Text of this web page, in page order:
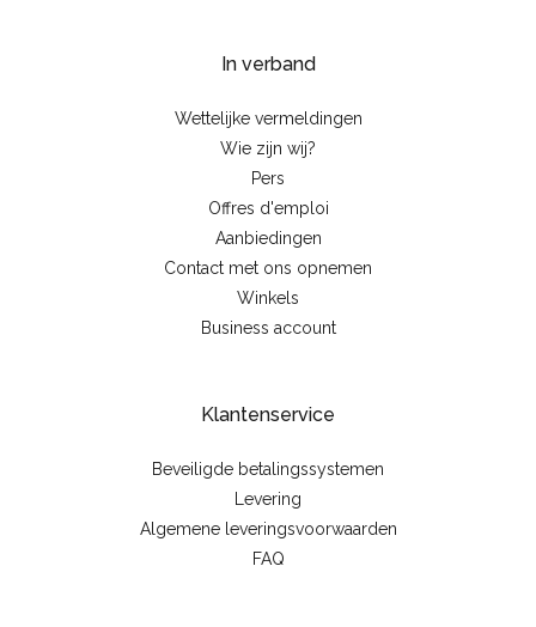
In verband
Wettelijke vermeldingen
Wie zijn wij?
Pers
Offres d'emploi
Aanbiedingen
Contact met ons opnemen
Winkels
Business account
Klantenservice
Beveiligde betalingssystemen
Levering
Algemene leveringsvoorwaarden
FAQ